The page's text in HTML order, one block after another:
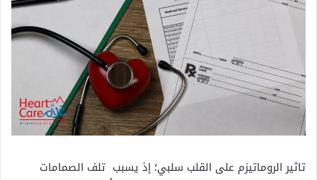
تاثير الروماتيزم على القلب سلبي؛ إذ يسبب تلف الصمامات